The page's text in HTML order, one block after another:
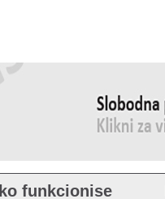
funkcionise